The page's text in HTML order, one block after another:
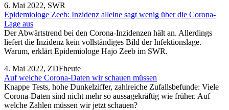
6. Mai 2022, SWR
Epidemiologe Zeeb: Inzidenz alleine sagt wenig über die Corona-
Lage aus
Der Abwärtstrend bei den Corona-Inzidenzen hält an. Allerdings
liefert die Inzidenz kein vollständiges Bild der Infektionslage.
Warum, erklärt Epidemiologe Hajo Zeeb im SWR.
4. Mai 2022, ZDFheute
Auf welche Corona-Daten wir schauen müssen
Knappe Tests, hohe Dunkelziffer, zahlreiche Zufallsbefunde: Viele
Corona-Daten sind nicht mehr so aussagekräftig wie früher. Auf
welche Zahlen müssen wir jetzt schauen?